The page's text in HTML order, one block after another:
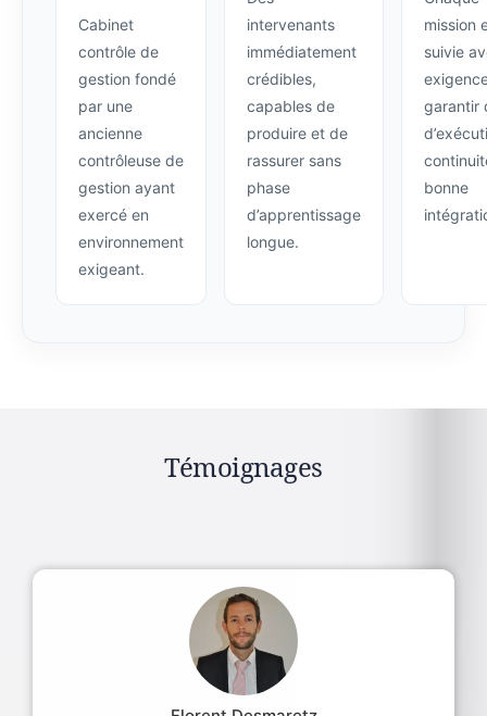
Cabinet
contrôle de
gestion fondé
par une
ancienne
contrôleuse de
gestion ayant
exercé en
environnement
exigeant.
intervenants
immédiatement
crédibles,
capables de
produire et de
rassurer sans
phase
d’apprentissage
longue.
mission
suivie
garantir
bonne
Témoignages